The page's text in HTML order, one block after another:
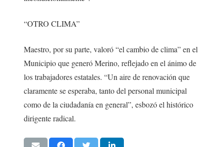
“OTRO CLIMA”
Maestro, por su parte, valoró “el cambio de clima” en el
Municipio que generó Merino, reflejado en el ánimo de
los trabajadores estatales. “Un aire de renovación que
claramente se esperaba, tanto del personal municipal
como de la ciudadanía en general”, esbozó el histórico
dirigente radical.